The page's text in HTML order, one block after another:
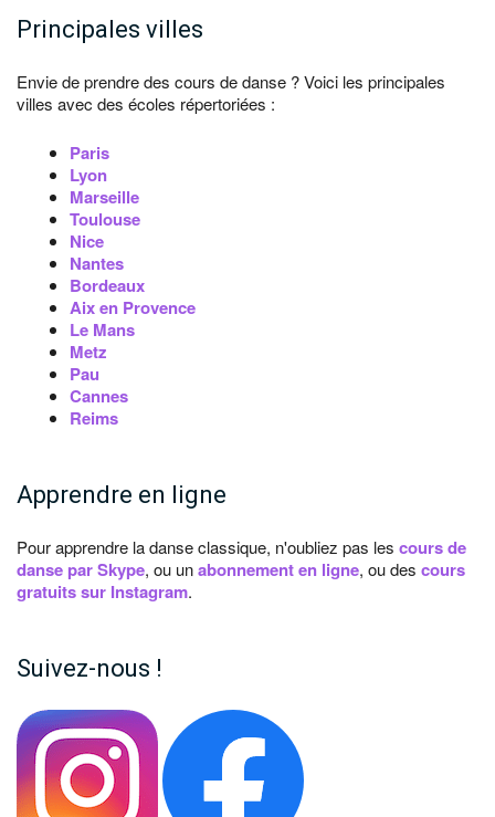
Principales villes
Envie de prendre des cours de danse ? Voici les principales
villes avec des écoles répertoriées :
Paris
Lyon
Marseille
Toulouse
Nice
Nantes
Bordeaux
Aix en Provence
Le Mans
Metz
Pau
Cannes
Reims
Apprendre en ligne
Pour apprendre la danse classique, n'oubliez pas les cours de
danse par Skype, ou unabonnement en ligne, ou des cours
gratuits sur Instagram.
Suivez-nous !